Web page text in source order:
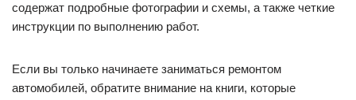
содержат подробные фотографии и схемы, а также четкие
инструкции по выполнению работ.
Если вы только начинаете заниматься ремонтом
автомобилей, обратите внимание на книги, которые